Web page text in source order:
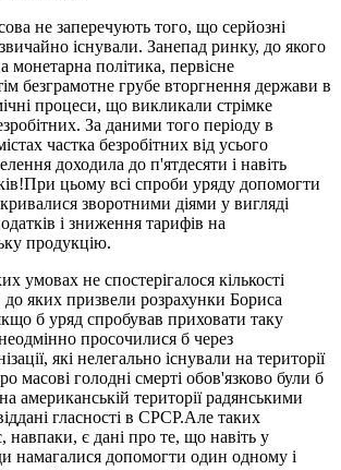
не заперечують того, що серйозні
існували. Занепад ринку, до якого
монетарна політика, первісне
безграмотне грубе вторгнення держави в
процеси, що викликали стрімке
За даними того періоду в
частка безробітних від усього
доходила до п'ятдесяти і навіть
цьому всі спроби уряду допомогти
зворотними діями у вигляді
і зниження тарифів на
продукцію.
умовах не спостерігалося кількості
яких призвели розрахунки Бориса
б уряд спробував приховати таку
просочилися б через
які нелегально існували на території
масові голодні смерті обов'язково були б
американській території радянськими
гласності в СРСР.Але таких
навпаки, є дані про те, що навіть у
намагалися допомогти один одному і